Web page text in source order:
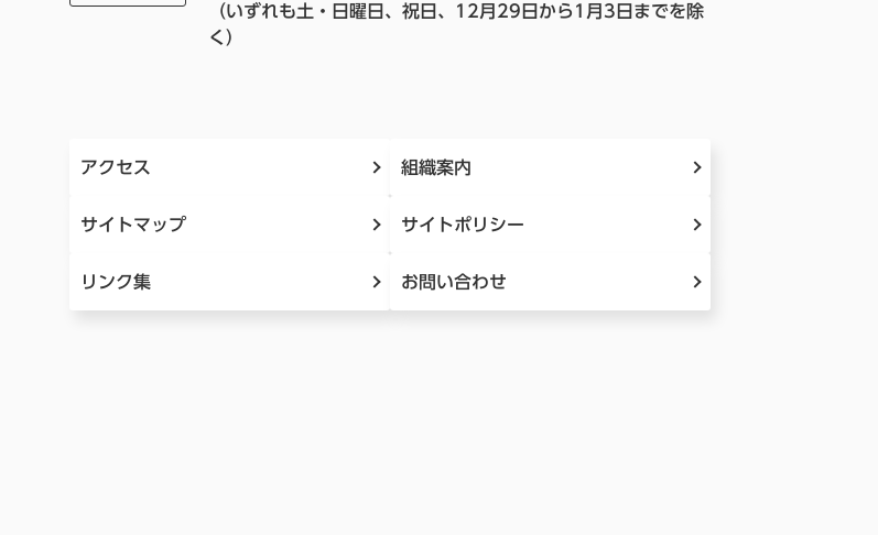
（いずれも土・日曜日、祝日、12月29日から1月3日までを除
く）
アクセス 組織案内
サイトマップ サイトポリシー
リンク集 お問い合わせ